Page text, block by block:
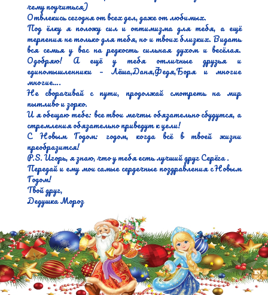
чему поучиться)
Отвлекись сегодня от всех дел, даже от любимых.
Под ёлку я положу сил и оптимизма для тебя, а ещё
терпения не только для тебя, но и твоих близких. Видать
вся семья у вас на редкость сильная духом и весёлая.
Одобряю! А ещё у тебя отличные друзья и
единомышленники – Лёша,Даня,Федя,Боря и многие
многие….
Не сворачивай с пути, продолжай смотреть на мир
пытливо и зорко.
И я обещаю тебе: все твои мечты обязательно сбудутся, а
стремления обязательно приведут к цели!
С Новым Годом: годом, когда всё в твоей жизни
преобразится!
P.S. Игорь, я знаю, что у тебя есть лучший друг Серёга .
Передай и ему мои самые сердечные поздравления с Новым
Годом!
Твой друг,
Дедушка Мороз